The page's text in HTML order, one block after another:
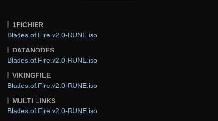
1FICHIER
Blades.of.Fire.v2.0-RUNE.iso
DATANODES
Blades.of.Fire.v2.0-RUNE.iso
VIKINGFILE
Blades.of.Fire.v2.0-RUNE.iso
MULTI LINKS
Blades.of.Fire.v2.0-RUNE.iso